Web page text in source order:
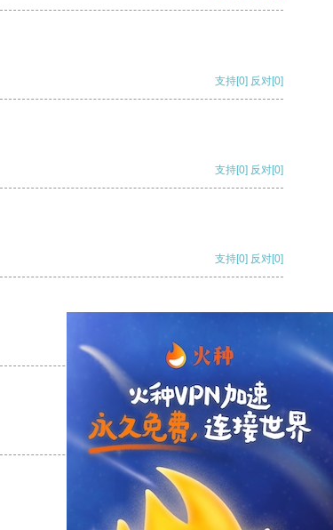
支持[0] 反对[0]
支持[0] 反对[0]
支持[0] 反对[0]
支持
支持[0] 反对[0]
支持[0] 反对[0]